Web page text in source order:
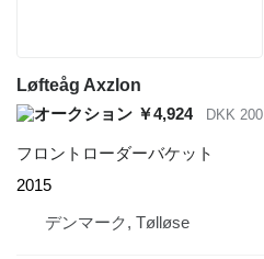
Løfteåg Axzlon
￥4,924
DKK 200
フロントローダーバケット
2015
デンマーク, Tølløse